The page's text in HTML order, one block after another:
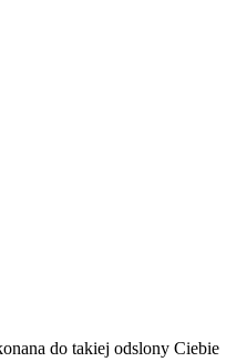
do takiej odslony Ciebie